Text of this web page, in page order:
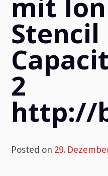
Stencil
2
http://
Posted on 29.